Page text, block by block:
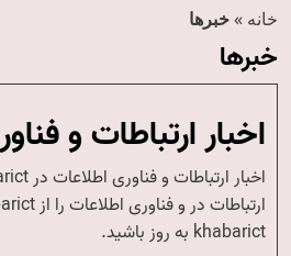
خانه »خبرها
خبرها
اخبار ارتباطات و
khabarict به روز باشید.